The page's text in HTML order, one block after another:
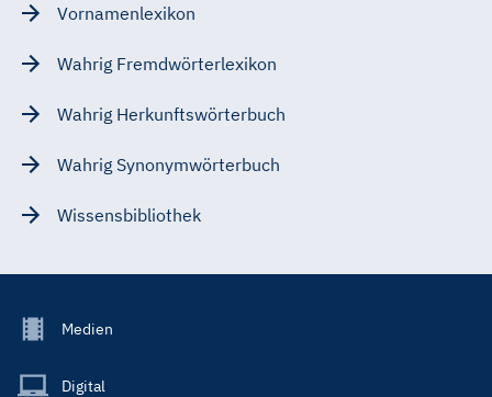
Vornamenlexikon
Wahrig Fremdwörterlexikon
Wahrig Herkunftswörterbuch
Wahrig Synonymwörterbuch
Wissensbibliothek
Footer
Main
Medien
Digital